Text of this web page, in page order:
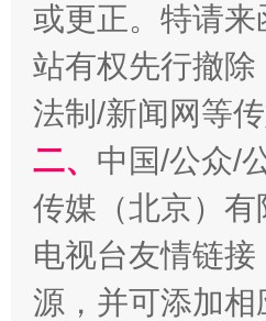
“刷贴”乱象丛生
或更正。特请
站有权先行撤
法制/新闻网等
二、 中国/公众/
传媒（北京）
电视台友情链
源，并可添加相